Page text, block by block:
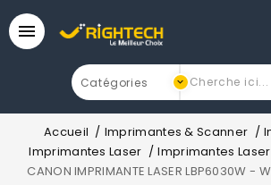

Accueil Imprimantes & Scanner
Imprimantes Laser
Imprimantes
CANON IMPRIMANTE LASER LBP6030W -